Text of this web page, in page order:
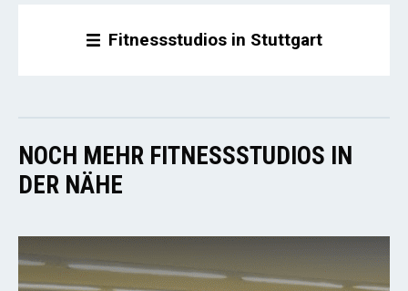
Fitnessstudios in Stuttgart
NOCH MEHR FITNESSSTUDIOS IN
DER NÄHE